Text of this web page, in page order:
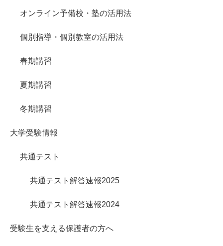
オンライン予備校・塾の活用法
個別指導・個別教室の活用法
春期講習
夏期講習
冬期講習
大学受験情報
共通テスト
共通テスト解答速報2025
共通テスト解答速報2024
受験生を支える保護者の方へ